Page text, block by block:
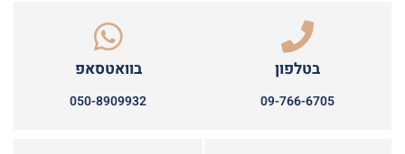
בטלפון
09-766-6705
בוואטסאפ
050-8909932